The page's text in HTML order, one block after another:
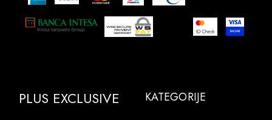
PLUS EXCLUSIVE KATEGORIJE